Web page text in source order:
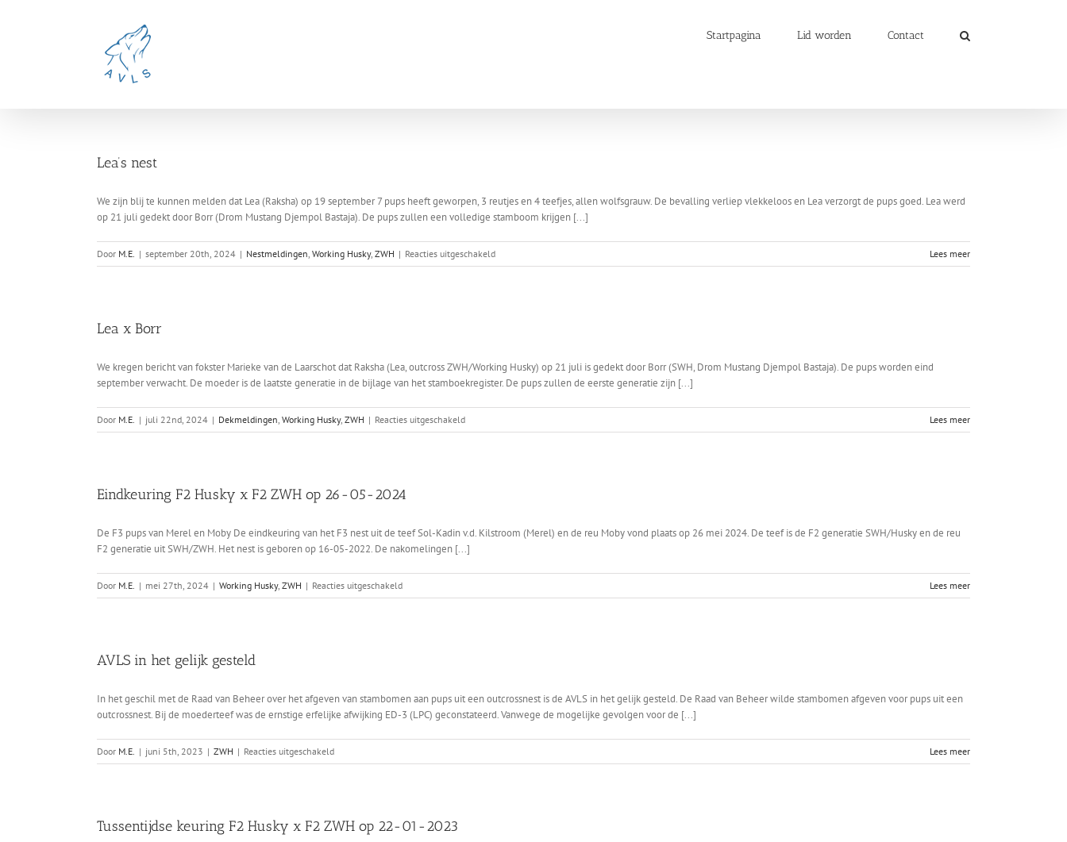
Startpagina Lid worden Contact
Lea’s nest
We zijn blij te kunnen melden dat Lea (Raksha) op 19 september 7 pups heeft geworpen, 3 reutjes en 4 teefjes, allen wolfsgrauw. De bevalling verliep vlekkeloos en Lea verzorgt de pups goed. Lea werd
op 21 juli gedekt door Borr (Drom Mustang Djempol Bastaja). De pups zullen een volledige stamboom krijgen [...]
Door M.E. | september 20th, 2024 | Nestmeldingen, Working Husky, ZWH | Reacties uitgeschakeldvoor
Lea’s
Lees meer
Lea x Borr
We kregen bericht van fokster Marieke van de Laarschot dat Raksha (Lea, outcross ZWH/Working Husky) op 21 juli is gedekt door Borr (SWH, Drom Mustang Djempol Bastaja). De pups worden eind
september verwacht. De moeder is de laatste generatie in de bijlage van het stamboekregister. De pups zullen de eerste generatie zijn [...]
Door M.E. | juli 22nd, 2024 | Dekmeldingen, Working Husky, ZWH | Reacties uitgeschakeldvoor
Lea
Lees meer
Eindkeuring F2 Husky x F2 ZWH op 26-05-2024
De F3 pups van Merel en Moby De eindkeuring van het F3 nest uit de teef Sol-Kadin v.d. Kilstroom (Merel) en de reu Moby vond plaats op 26 mei 2024. De teef is de F2 generatie SWH/Husky en de reu
F2 generatie uit SWH/ZWH. Het nest is geboren op 16-05-2022. De nakomelingen [...]
Door M.E. | mei 27th, 2024 | Working Husky, ZWH | Reacties uitgeschakeldvoor
Eindkeuring
op
26-
2024
Lees meer
AVLS in het gelijk gesteld
In het geschil met de Raad van Beheer over het afgeven van stambomen aan pups uit een outcrossnest is de AVLS in het gelijk gesteld. De Raad van Beheer wilde stambomen afgeven voor pups uit een
outcrossnest. Bij de moederteef was de ernstige erfelijke afwijking ED-3 (LPC) geconstateerd. Vanwege de mogelijke gevolgen voor de [...]
Door M.E. | juni 5th, 2023 | ZWH | Reacties uitgeschakeldvoor
AVLS
gesteld
Lees meer
Tussentijdse keuring F2 Husky x F2 ZWH op 22-01-2023